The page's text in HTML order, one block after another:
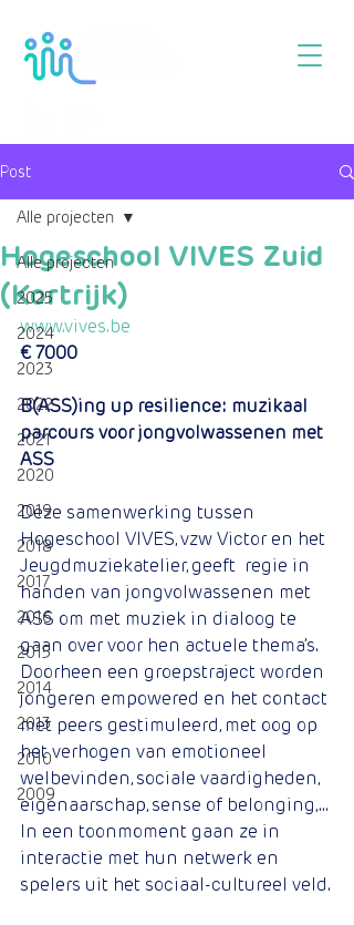
Post
Alle projecten
2025
2024
2023
2022
2021
2020
2019
2018
2017
2016
2015
2014
2013
2010
2009
Alle projecten
Hogeschool VIVES Zuid
(Kortrijk)
www.vives.be
€ 7000
B(ASS)ing up resilience: muzikaal
parcours voor jongvolwassenen met
ASS
Deze samenwerking tussen
Hogeschool VIVES, vzw Victor en het
Jeugdmuziekatelier, geeft  regie in
handen van jongvolwassenen met
ASS om met muziek in dialoog te
gaan over voor hen actuele thema’s.
Doorheen een groepstraject worden
jongeren empowered en het contact
met peers gestimuleerd, met oog op
het verhogen van emotioneel
welbevinden, sociale vaardigheden,
eigenaarschap, sense of belonging,...
In een toonmoment gaan ze in
interactie met hun netwerk en
spelers uit het sociaal-cultureel veld.